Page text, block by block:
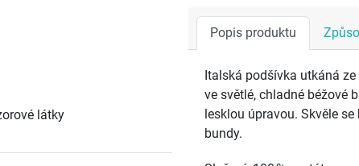
látky
Popis produktu
Italská podšívka utkáná
ve světlé, chladné béžové
lesklou úpravou. Skvěle
bundy.